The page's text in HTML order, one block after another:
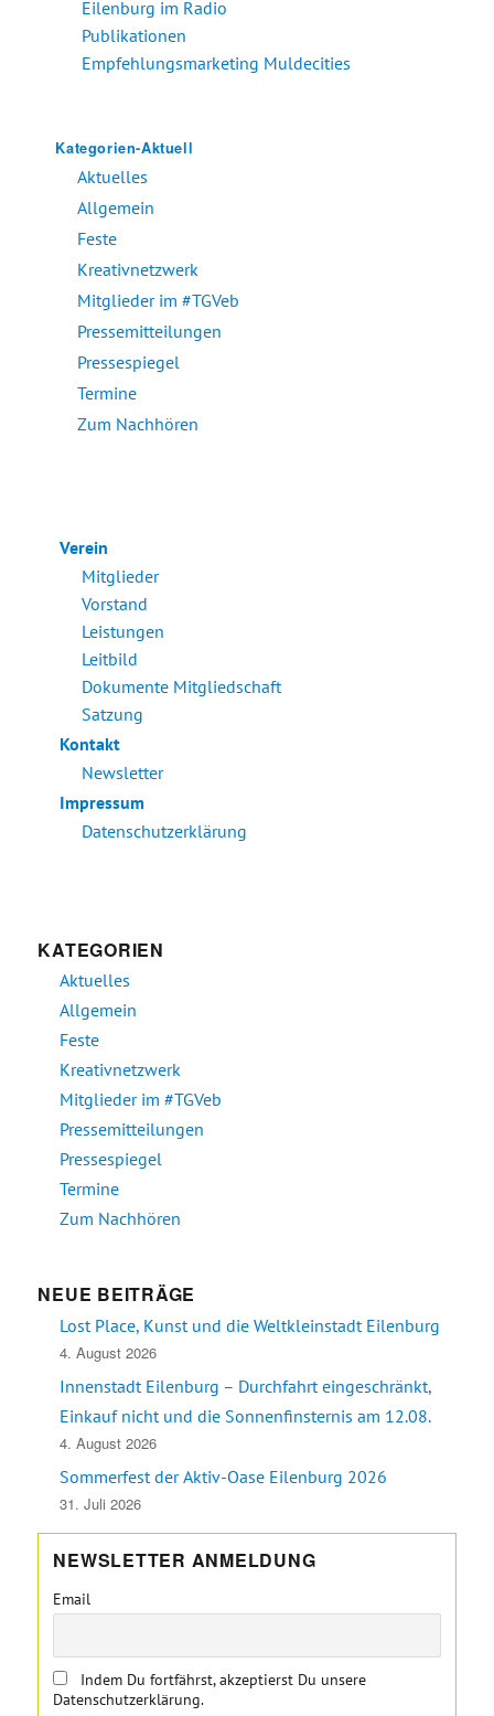
Eilenburg im Radio
Publikationen
Empfehlungsmarketing Muldecities
Kategorien-Aktuell
Aktuelles
Allgemein
Feste
Kreativnetzwerk
Mitglieder im #TGVeb
Pressemitteilungen
Pressespiegel
Termine
Zum Nachhören
Verein
Mitglieder
Vorstand
Leistungen
Leitbild
Dokumente Mitgliedschaft
Satzung
Kontakt
Newsletter
Impressum
Datenschutzerklärung
KATEGORIEN
Aktuelles
Allgemein
Feste
Kreativnetzwerk
Mitglieder im #TGVeb
Pressemitteilungen
Pressespiegel
Termine
Zum Nachhören
NEUE BEITRÄGE
Lost Place, Kunst und die Weltkleinstadt Eilenburg
4. August 2026
Innenstadt Eilenburg – Durchfahrt eingeschränkt,
Einkauf nicht und die Sonnenfinsternis am 12.08.
4. August 2026
Sommerfest der Aktiv-Oase Eilenburg 2026
31. Juli 2026
NEWSLETTER ANMELDUNG
Email
Indem Du fortfährst, akzeptierst Du unsere
Datenschutzerklärung.